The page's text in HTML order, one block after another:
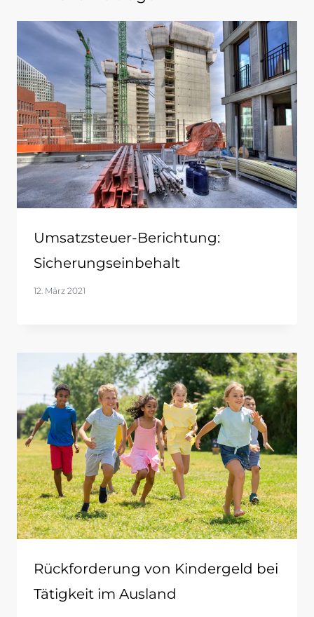
Umsatzsteuer-Berichtung:
Sicherungseinbehalt
12. März 2021
Rückforderung von Kindergeld bei
Tätigkeit im Ausland